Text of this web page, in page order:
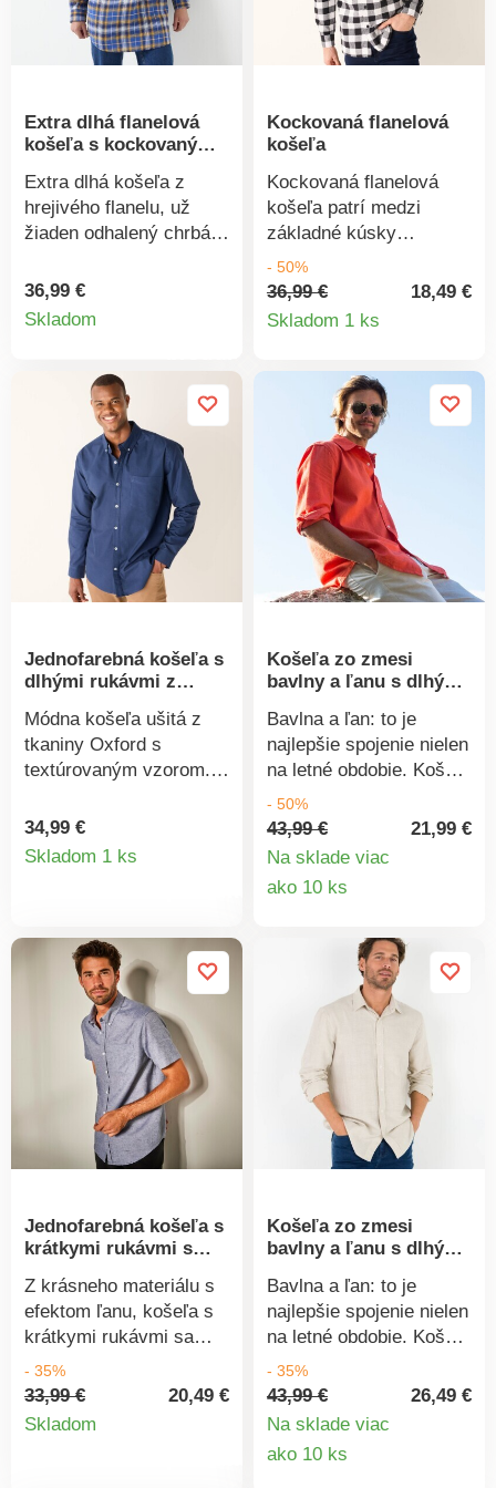
Extra dlhá flanelová
košeľa s kockovaným
Extra dlhá košeľa z
hrejivého flanelu, už
žiaden odhalený chrbát!
manžetami s gombíkom.
Na hrudi kapsička.
Standard 100 by Oeko-
Tex (n° CQ 1216/3
IFTH). Táto známka
označuje textilné
výrobky, ktoré boli
podrobené laboratórnym
testom na široké
spektrum škodlivých
látok a výrobok je
prať v práčke.
36,99 €
Skladom
Kockovaná flanelová
košeľa
Kockovaná flanelová
košeľa patrí medzi
základné kúsky
nadčasového šatníka!
Farbené pruhy. Jemne
hrejivá. Dlhé rukávy. 2
sedlo. Farebne zladené
gombíky. Rovný spodný
lem. Možno prať v
práčke.
- 50%
36,99 €
18,49 €
Skladom 1 ks
Detail
Jednofarebná košeľa s
dlhými rukávmi z
Módna košeľa ušitá z
tkaniny Oxford s
textúrovaným vzorom.
golier s kontrastnou
paspulou. Gombíková
vzadu podšité sedlo.
Mierne zaoblený spodný
lem. Možno prať v
práčke.
34,99 €
Skladom 1 ks
Košeľa zo zmesi
bavlny a ľanu s dlhými
Bavlna a ľan: to je
najlepšie spojenie nielen
na letné obdobie. Košeľa
na zapínanie s dlhými
rukávmi. Z letného
elegantného materiálu.
Košeľový golier.
rukávy. Sedlo na
pleciach. Vzadu sedlo.
Mierne zaoblený spodný
lem. Možno prať v
- 50%
43,99 €
21,99 €
Na sklade viac
ako 10 ks
Jednofarebná košeľa s
krátkymi rukávmi s
Z krásneho materiálu s
efektom ľanu, košeľa s
krátkymi rukávmi sa
ľahko kombinuje.
Materiál príjemný na
nosenie, ideálny na
- 35%
33,99 €
20,49 €
Skladom
Detail
Košeľa zo zmesi
bavlny a ľanu s dlhými
Bavlna a ľan: to je
najlepšie spojenie nielen
na letné obdobie. Košeľa
na zapínanie s dlhými
rukávmi. Z letného
elegantného materiálu.
Košeľový golier.
- 35%
43,99 €
26,49 €
Na sklade viac
ako 10 ks